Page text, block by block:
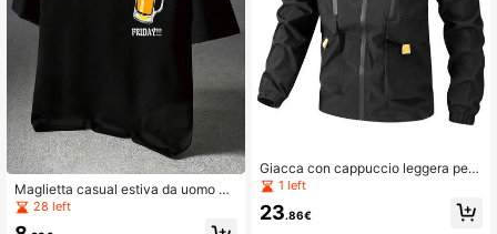
Maglietta casual estiva da uomo co
n stampa, girocollo, maniche corte,
taglie forti
28 left
Giacca con cappuccio leggera per
uomo taglia oversize, adatta per pri
mavera/autunno
1 left
23.86€